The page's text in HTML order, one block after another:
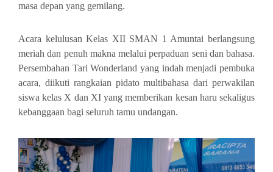
masa depan yang gemilang.
Acara kelulusan Kelas XII SMAN 1 Amuntai berlangsung
meriah dan penuh makna melalui perpaduan seni dan bahasa.
Persembahan Tari Wonderland yang indah menjadi pembuka
acara, diikuti rangkaian pidato multibahasa dari perwakilan
siswa kelas X dan XI yang memberikan kesan haru sekaligus
kebanggaan bagi seluruh tamu undangan.